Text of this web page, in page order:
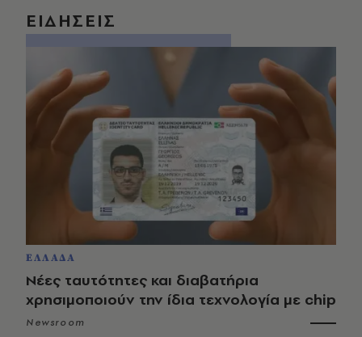
ΕΙΔΗΣΕΙΣ
ΕΛΛΑΔΑ
Νέες ταυτότητες και διαβατήρια
χρησιμοποιούν την ίδια τεχνολογία με chip
Newsroom